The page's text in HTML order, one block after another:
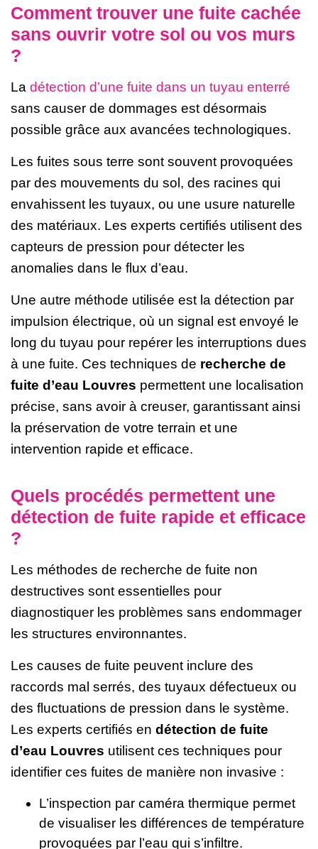
Comment trouver une fuite cachée
sans ouvrir votre sol ou vos murs
?
La détection d’une fuite dans un tuyau enterré
sans causer de dommages est désormais
possible grâce aux avancées technologiques.
Les fuites sous terre sont souvent provoquées
par des mouvements du sol, des racines qui
envahissent les tuyaux, ou une usure naturelle
des matériaux. Les experts certifiés utilisent des
capteurs de pression pour détecter les
anomalies dans le flux d’eau.
Une autre méthode utilisée est la détection par
impulsion électrique, où un signal est envoyé le
long du tuyau pour repérer les interruptions dues
à une fuite. Ces techniques de recherche de
fuite d’eau Louvres permettent une localisation
précise, sans avoir à creuser, garantissant ainsi
la préservation de votre terrain et une
intervention rapide et efficace.
Quels procédés permettent une
détection de fuite rapide et efficace
?
Les méthodes de recherche de fuite non
destructives sont essentielles pour
diagnostiquer les problèmes sans endommager
les structures environnantes.
Les causes de fuite peuvent inclure des
raccords mal serrés, des tuyaux défectueux ou
des fluctuations de pression dans le système.
Les experts certifiés en détection de fuite
d’eau Louvres utilisent ces techniques pour
identifier ces fuites de manière non invasive :
L’inspection par caméra thermique permet
de visualiser les différences de température
provoquées par l’eau qui s’infiltre.